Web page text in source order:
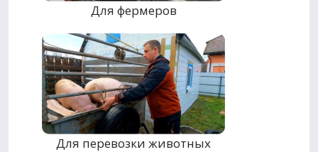
Для фермеров
Для перевозки животных